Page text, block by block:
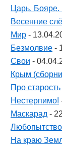
Царь. Бояре.
Весенние
Мир -
Безмолвие -
Свои -
Крым
Про старость
Нестерпимо!
Маскарад -
Любопытство
На краю